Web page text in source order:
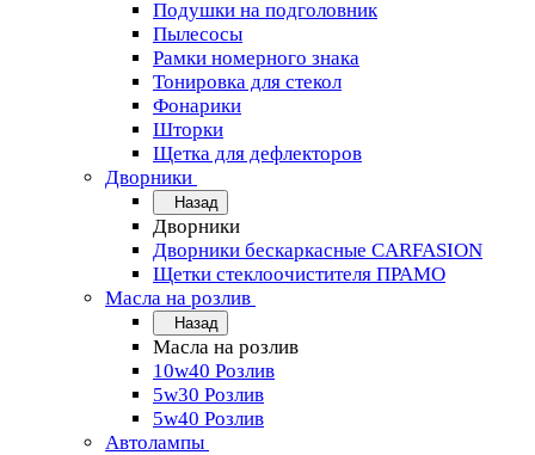
Подушки на подголовник
Пылесосы
Рамки номерного знака
Тонировка для стекол
Фонарики
Шторки
Щетка для дефлекторов
Дворники
Назад
Дворники
Дворники бескаркасные CARFASION
Щетки стеклоочистителя ПРАМО
Масла на розлив
Назад
Масла на розлив
10w40 Розлив
5w30 Розлив
5w40 Розлив
Автолампы